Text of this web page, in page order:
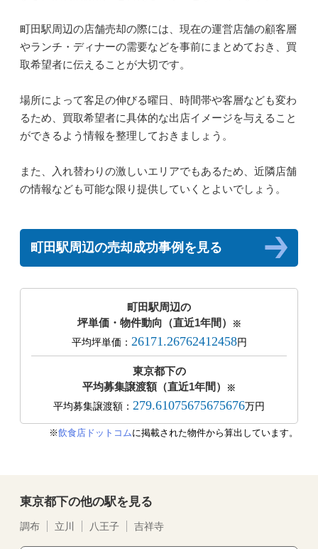
町田駅周辺の店舗売却の際には、現在の運営店舗の顧客層
やランチ・ディナーの需要などを事前にまとめておき、買
取希望者に伝えることが大切です。
場所によって客足の伸びる曜日、時間帯や客層なども変わ
るため、買取希望者に具体的な出店イメージを与えること
ができるよう情報を整理しておきましょう。
また、入れ替わりの激しいエリアでもあるため、近隣店舗
の情報なども可能な限り提供していくとよいでしょう。
町田駅周辺の売却成功事例を見る
町田駅周辺の
坪単価・物件動向（直近1年間）
※
平均坪単価： 26171.26762412458円
東京都下の
平均募集譲渡額（直近1年間）
※
平均募集譲渡額： 279.61075675675676万円
※飲食店ドットコムに掲載された物件から算出しています。
東京都下の他の駅を見る
調布 立川 八王子 吉祥寺